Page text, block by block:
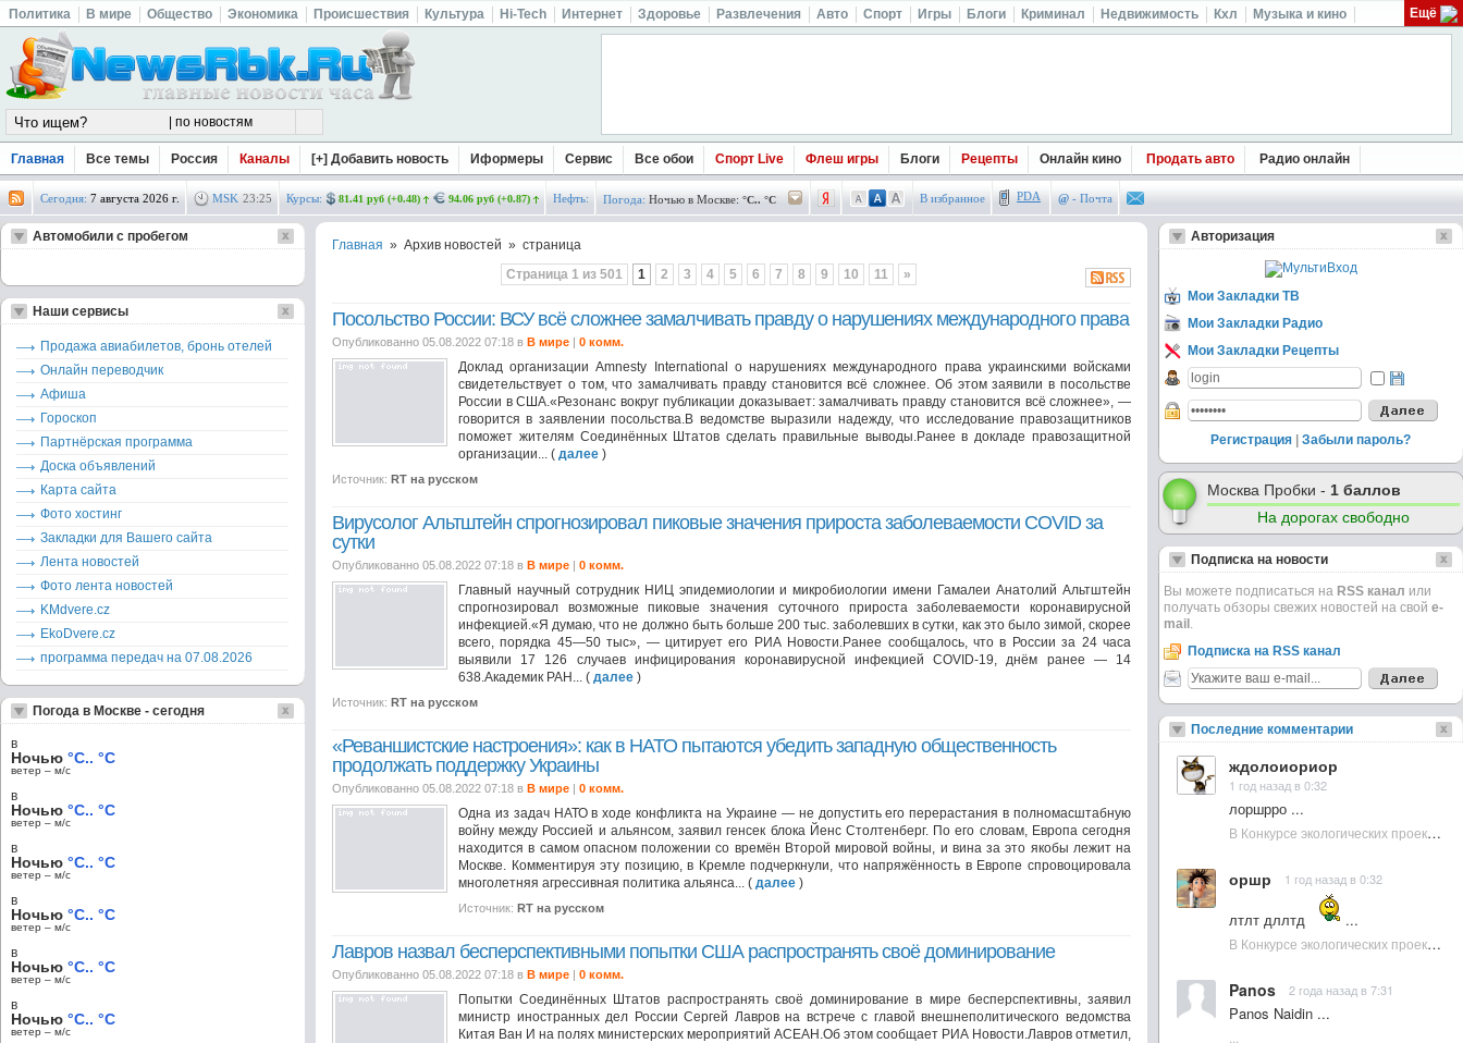
Политика В мире Общество Экономика Происшествия Культура Hi-Tech Интернет Здоровье Развлечения Авто Спорт Игры Блоги Криминал Недвижимость Кхл Музыка и кино Ещё
Главная Все темы Россия Каналы [+] Добавить новость Иформеры Сервис Все обои Спорт Live Флеш игры Блоги Рецепты Онлайн кино Продать авто Радио онлайн
Сегодня: 7 августа 2026 г. MSK 23:25 Курсы: 81.41 руб (+0.48) 94.06 руб (+0.87) Нефть: Погода: Ночью в Москве: °C.. °C В избранное PDA @ - Почта
Главная » Архив новостей » страница
Страница 1 из 501
1 2 3 4 5 6 7 8 9 10 11 »
Посольство России: ВСУ всё сложнее замалчивать правду о нарушениях международного права
Опубликованно 05.08.2022 07:18 в В мире | 0 комм.
Доклад организации Amnesty International о нарушениях международного права украинскими войсками
свидетельствует о том, что замалчивать правду становится всё сложнее. Об этом заявили в посольстве
России в США.«Резонанс вокруг публикации доказывает: замалчивать правду становится всё сложнее», —
говорится в заявлении посольства.В ведомстве выразили надежду, что исследование правозащитников
поможет жителям Соединённых Штатов сделать правильные выводы.Ранее в докладе правозащитной
организации... ( далее )
Источник: RT на русском
Вирусолог Альтштейн спрогнозировал пиковые значения прироста заболеваемости COVID за
сутки
Опубликованно 05.08.2022 07:18 в В мире | 0 комм.
Главный научный сотрудник НИЦ эпидемиологии и микробиологии имени Гамалеи Анатолий Альтштейн
спрогнозировал возможные пиковые значения суточного прироста заболеваемости коронавирусной
инфекцией.«Я думаю, что не должно быть больше 200 тыс. заболевших в сутки, как это было зимой, скорее
всего, порядка 45—50 тыс», — цитирует его РИА Новости.Ранее сообщалось, что в России за 24 часа
выявили 17 126 случаев инфицирования коронавирусной инфекцией COVID-19, днём ранее — 14
638.Академик РАН... ( далее )
Источник: RT на русском
«Реваншистские настроения»: как в НАТО пытаются убедить западную общественность
продолжать поддержку Украины
Опубликованно 05.08.2022 07:18 в В мире | 0 комм.
Одна из задач НАТО в ходе конфликта на Украине — не допустить его перерастания в полномасштабную
войну между Россией и альянсом, заявил генсек блока Йенс Столтенберг. По его словам, Европа сегодня
находится в самом опасном положении со времён Второй мировой войны, и вина за это якобы лежит на
Москве. Комментируя эту позицию, в Кремле подчеркнули, что напряжённость в Европе спровоцировала
многолетняя агрессивная политика альянса... ( далее )
Источник: RT на русском
Лавров назвал бесперспективными попытки США распространять своё доминирование
Опубликованно 05.08.2022 07:18 в В мире | 0 комм.
Попытки Соединённых Штатов распространять своё доминирование в мире бесперспективны, заявил
министр иностранных дел России Сергей Лавров на встрече с главой внешнеполитического ведомства
Китая Ван И на полях министерских мероприятий АСЕАН.Об этом сообщает РИА Новости.Лавров отметил,
Автомобили с пробегом
Наши сервисы
Продажа авиабилетов, бронь отелей
Онлайн переводчик
Афиша
Гороскоп
Партнёрская программа
Доска объявлений
Карта сайта
Фото хостинг
Закладки для Вашего сайта
Лента новостей
Фото лента новостей
KMdvere.cz
EkoDvere.cz
программа передач на 07.08.2026
Погода в Москве - сегодня
в
Ночью °C.. °C
ветер – м/c
в
Ночью °C.. °C
ветер – м/c
в
Ночью °C.. °C
ветер – м/c
в
Ночью °C.. °C
ветер – м/c
в
Ночью °C.. °C
ветер – м/c
в
Ночью °C.. °C
ветер – м/c
Авторизация
Мои Закладки ТВ
Мои Закладки Радио
Мои Закладки Рецепты
Регистрация Забыли пароль?
Москва Пробки - 1 баллов
На дорогах свободно
Подписка на новости
Вы можете подписаться на RSS канал или
получать обзоры свежих новостей на свой e-
mail .
Подписка на RSS канал
Последние комментарии
ждолоиориор
1 год назад в 0:32
лоршрро ...
В Конкурсе экологических проектов в Подмосковье активно участвовала молодежь :: NewsRbk.ru...
оршр 1 год назад в 0:32
лтлт дллтд
...
В Конкурсе экологических проектов в Подмосковье активно участвовала молодежь :: NewsRbk.ru...
Panos 2 года назад в 7:31
Panos Naidin ...